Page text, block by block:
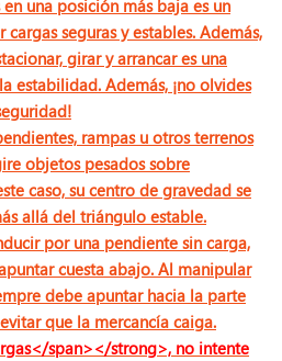
una posición más baja es un
seguras y estables. Además,
girar y arrancar es una
estabilidad. Además, ¡no olvides
rampas u otros terrenos
objetos pesados ​​sobre
caso, su centro de gravedad se
allá del triángulo estable.
por una pendiente sin carga,
cuesta abajo. Al manipular
debe apuntar hacia la parte
que la mercancía caiga.
span></strong>, no intente